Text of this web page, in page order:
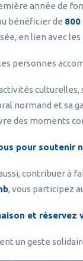
année de
bénéficier de
en lien avec
personnes
normand et sa
des moments
pour soutenir
contribuer à
, vous participez
et réservez
un geste